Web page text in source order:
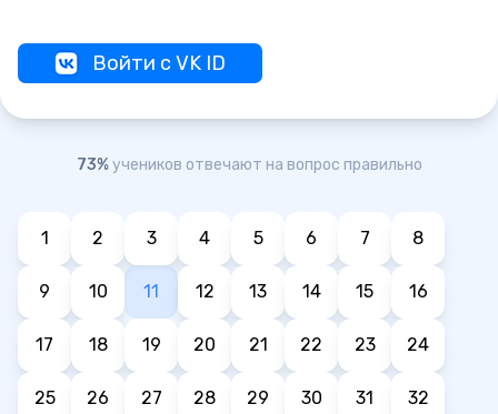
Войти с VK ID
73%учеников отвечают на вопрос правильно
1 2 3 4 5 6 7 8
9 10 11 12 13 14 15 16
17 18 19 20 21 22 23 24
25 26 27 28 29 30 31 32